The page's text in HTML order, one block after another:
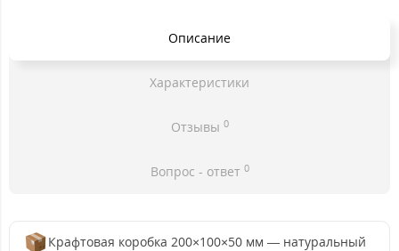
Описание
Характеристики
Отзывы 0
Вопрос - ответ 0
Крафтовая коробка 200×100×50 мм — натуральный